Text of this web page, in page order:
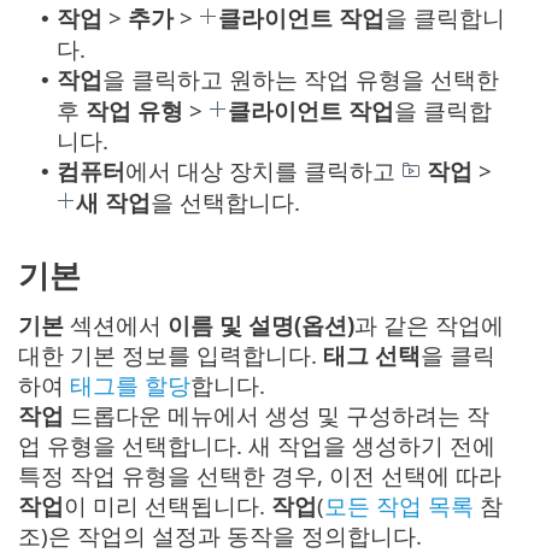
• 작업 > 추가> 클라이언트 작업을 클릭합니
다.
• 작업을 클릭하고 원하는 작업 유형을 선택한
후 작업 유형 > 클라이언트 작업을 클릭합
니다.
• 컴퓨터에서 대상 장치를 클릭하고 작업 >
새 작업을 선택합니다.
기본
기본 섹션에서 이름 및 설명(옵션)과 같은 작업에
대한 기본 정보를 입력합니다. 태그 선택을 클릭
하여 태그를 할당합니다.
작업 드롭다운 메뉴에서 생성 및 구성하려는 작
업 유형을 선택합니다. 새 작업을 생성하기 전에
특정 작업 유형을 선택한 경우, 이전 선택에 따라
작업이 미리 선택됩니다. 작업(모든 작업 목록 참
조)은 작업의 설정과 동작을 정의합니다.